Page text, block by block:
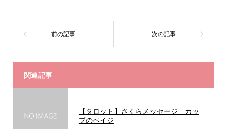
関連記事
【タロット】さくらメッセージ カッ
プのペイジ